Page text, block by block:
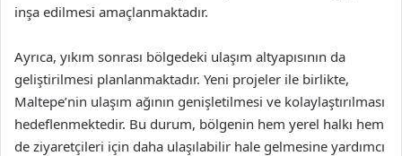
inşa edilmesi amaçlanmaktadır.
Ayrıca, yıkım sonrası bölgedeki ulaşım altyapısının da
geliştirilmesi planlanmaktadır. Yeni projeler ile birlikte,
Maltepe’nin ulaşım ağının genişletilmesi ve kolaylaştırılması
hedeflenmektedir. Bu durum, bölgenin hem yerel halkı hem
de ziyaretçileri için daha ulaşılabilir hale gelmesine yardımcı